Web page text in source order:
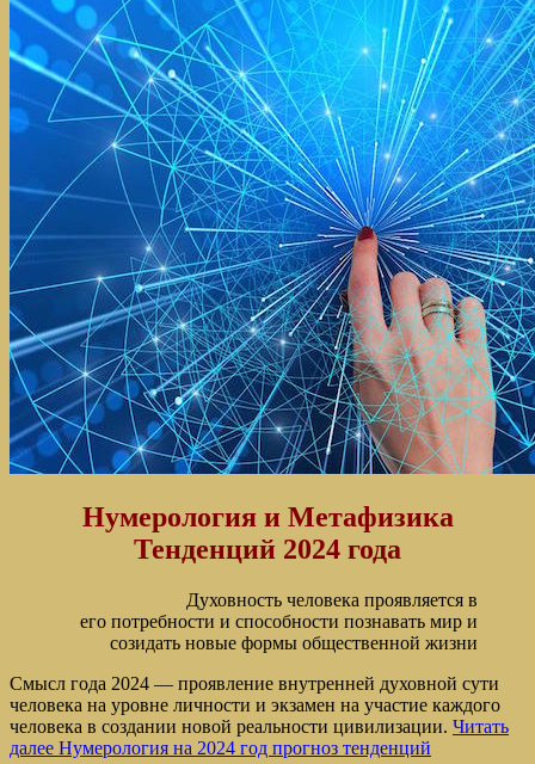
Нумерология и Метафизика
Тенденций 2024 года
Духовность человека проявляется в
его потребности и способности познавать мир и
созидать новые формы общественной жизни
Смысл года 2024 — проявление внутренней духовной сути
человека на уровне личности и экзамен на участие каждого
человека в создании новой реальности цивилизации. Читать
далее Нумерология на 2024 год прогноз тенденций